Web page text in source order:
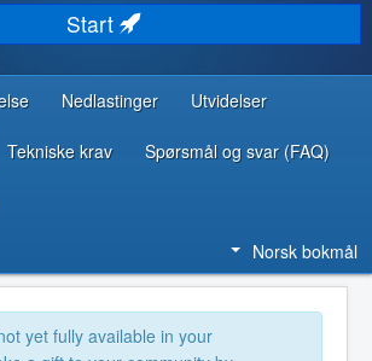
Start
Nedlastinger Utvidelser
Tekniske krav Spørsmål og svar (FAQ)
Norsk bokmål
yet fully available in your